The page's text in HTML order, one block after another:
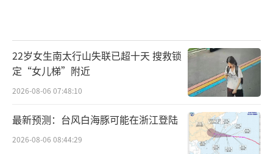
22岁女生南太行山失联已超十天 搜救锁
定“女儿梯”附近
2026-08-06 07:48:10
最新预测：台风白海豚可能在浙江登陆
2026-08-06 08:44:29